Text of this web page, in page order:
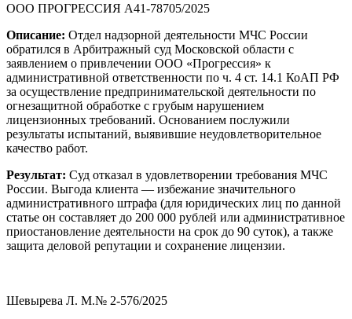
ООО ПРОГРЕССИЯ А41-78705/2025
Описание: Отдел надзорной деятельности МЧС России
обратился в Арбитражный суд Московской области с
заявлением о привлечении ООО «Прогрессия» к
административной ответственности по ч. 4 ст. 14.1 КоАП РФ
за осуществление предпринимательской деятельности по
огнезащитной обработке с грубым нарушением
лицензионных требований. Основанием послужили
результаты испытаний, выявившие неудовлетворительное
качество работ.
Результат: Суд отказал в удовлетворении требования МЧС
России. Выгода клиента — избежание значительного
административного штрафа (для юридических лиц по данной
статье он составляет до 200 000 рублей или административное
приостановление деятельности на срок до 90 суток), а также
защита деловой репутации и сохранение лицензии.
Шевырева Л. М.№ 2-576/2025